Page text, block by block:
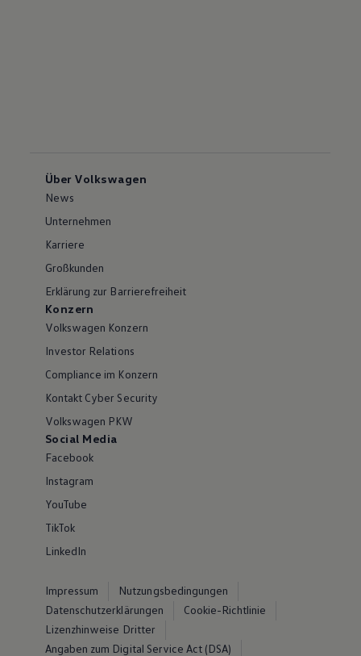
Über Volkswagen
News
Unternehmen
Karriere
Großkunden
Erklärung zur Barrierefreiheit
Konzern
Volkswagen Konzern
Investor Relations
Compliance im Konzern
Kontakt Cyber Security
Volkswagen PKW
Social Media
Facebook
Instagram
YouTube
TikTok
LinkedIn
Impressum
Nutzungsbedingungen
Datenschutzerklärungen
Cookie-Richtlinie
Lizenzhinweise Dritter
Angaben zum Digital Service Act (DSA)